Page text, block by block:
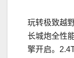
玩转极致越
长城炮全性
擎开启。